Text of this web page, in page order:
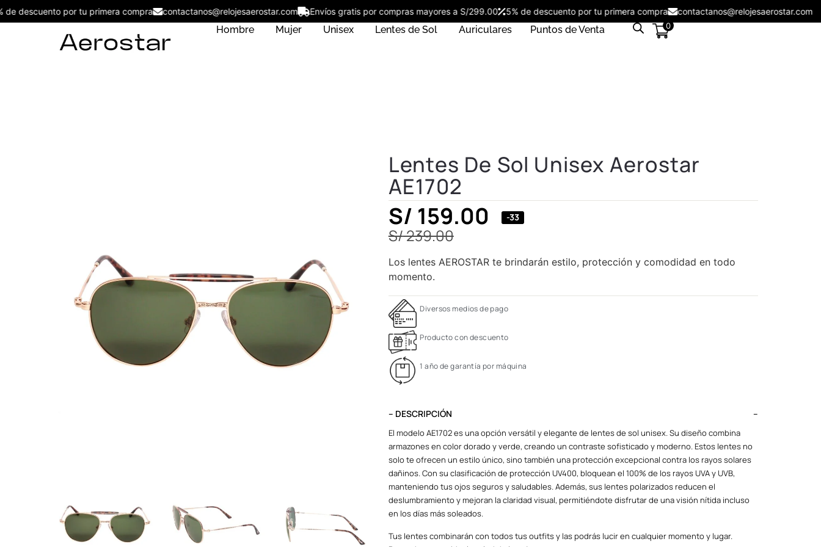
5% de descuento por tu primera compra contactanos@relojesaerostar.com Envíos gratis por compras mayores a S/299.00 5% de descuento por tu primera compra
Hombre Mujer Unisex Lentes de Sol Auriculares Puntos de Venta 0
Lentes De Sol Unisex Aerostar
AE1702
S/239.00
S/ 159.00 -33
Los lentes AEROSTAR te brindarán estilo, protección y comodidad en todo
momento.
Diversos medios de pago
Producto con descuento
1 año de garantía por máquina
– DESCRIPCIÓN
El modelo AE1702 es una opción versátil y elegante de lentes de sol unisex. Su diseño combina
armazones en color dorado y verde, creando un contraste sofisticado y moderno. Estos lentes no
solo te ofrecen un estilo único, sino también una protección excepcional contra los rayos solares
dañinos. Con su clasificación de protección UV400, bloquean el 100% de los rayos UVA y UVB,
manteniendo tus ojos seguros y saludables. Además, sus lentes polarizados reducen el
deslumbramiento y mejoran la claridad visual, permitiéndote disfrutar de una visión nítida incluso
en los días más soleados.
Tus lentes combinarán con todos tus outfits y las podrás lucir en cualquier momento y lugar.